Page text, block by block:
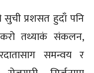
सुची प्रशसत हुदाँ पनि
तथ्याकं संकलन,
समन्वय र